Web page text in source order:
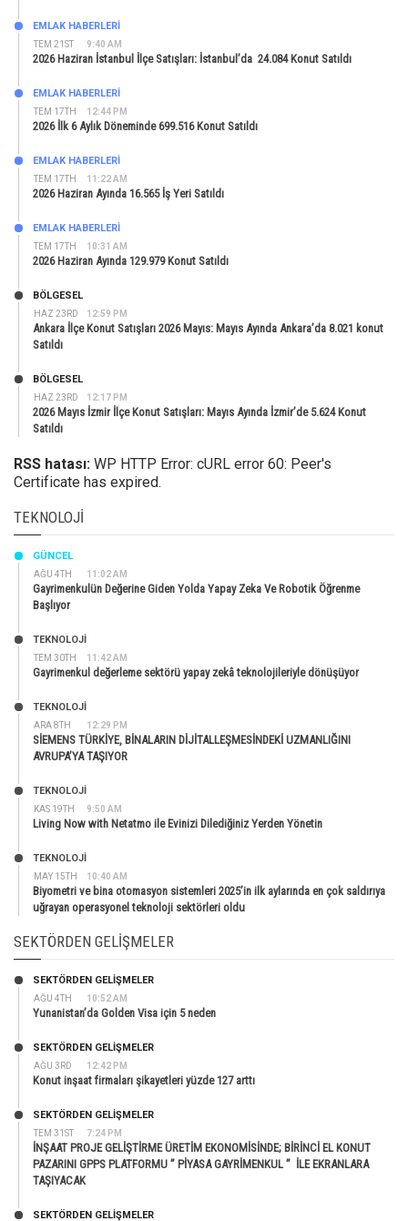
TEM 21ST 9:40 AM
EMLAK HABERLERI
2026 Haziran İstanbul İlçe Satışları: İstanbul’da 24.084 Konut Satıldı
TEM 17TH 12:44 PM
EMLAK HABERLERI
2026 İlk 6 Aylık Döneminde 699.516 Konut Satıldı
TEM 17TH 11:22 AM
EMLAK HABERLERI
2026 Haziran Ayında 16.565 İş Yeri Satıldı
TEM 17TH 10:31 AM
EMLAK HABERLERI
2026 Haziran Ayında 129.979 Konut Satıldı
HAZ 23RD 12:59 PM
BÖLGESEL
Ankara İlçe Konut Satışları 2026 Mayıs: Mayıs Ayında Ankara’da 8.021 konut
Satıldı
HAZ 23RD 12:17 PM
BÖLGESEL
2026 Mayıs İzmir İlçe Konut Satışları: Mayıs Ayında İzmir’de 5.624 Konut
Satıldı
RSS hatası: WP HTTP Error: cURL error 60: Peer's
Certificate has expired.
TEKNOLOJI
AĞU 4TH 11:02 AM
GÜNCEL
Gayrimenkulün Değerine Giden Yolda Yapay Zeka Ve Robotik Öğrenme
Başlıyor
TEM 30TH 11:42 AM
TEKNOLOJİ
Gayrimenkul değerleme sektörü yapay zekâ teknolojileriyle dönüşüyor
ARA 8TH 12:29 PM
TEKNOLOJİ
SİEMENS TÜRKİYE, BİNALARIN DİJİTALLEŞMESİNDEKİ UZMANLIĞINI
AVRUPA’YA TAŞIYOR
KAS 19TH 9:50 AM
TEKNOLOJİ
Living Now with Netatmo ile Evinizi Dilediğiniz Yerden Yönetin
MAY 15TH 10:40 AM
TEKNOLOJİ
Biyometri ve bina otomasyon sistemleri 2025’in ilk aylarında en çok saldırıya
uğrayan operasyonel teknoloji sektörleri oldu
SEKTÖRDEN GELIŞMELER
AĞU 4TH 10:52 AM
SEKTÖRDEN GELIŞMELER
Yunanistan’da Golden Visa için 5 neden
AĞU 3RD 12:42 PM
SEKTÖRDEN GELIŞMELER
Konut inşaat firmaları şikayetleri yüzde 127 arttı
TEM 31ST 7:24 PM
SEKTÖRDEN GELIŞMELER
İNŞAAT PROJE GELİŞTİRME ÜRETİM EKONOMİSİNDE; BİRİNCİ EL KONUT
PAZARINI GPPS PLATFORMU ” PİYASA GAYRİMENKUL ” İLE EKRANLARA
TAŞIYACAK
SEKTÖRDEN GELIŞMELER